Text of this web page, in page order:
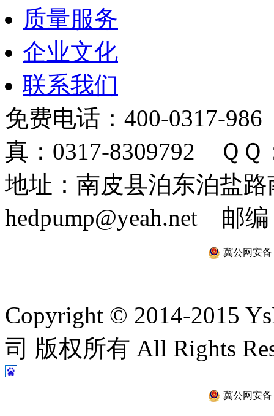
质量服务
企业文化
联系我们
免费电话：400-0317-
真：0317-8309792 ＱＱ
地址：南皮县泊东泊盐
hedpump@yeah.net 邮编
冀公网安备
Copyright © 2014-2015
司 版权所有 All Rights
冀公网安备